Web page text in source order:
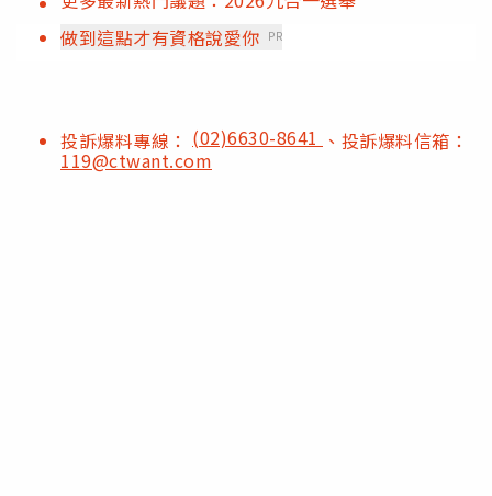
做到這點才有資格說愛你 PR
投訴爆料專線： (02)6630-8641 、投訴爆料信箱：
119@ctwant.com